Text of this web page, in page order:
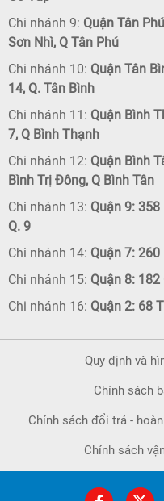
Chi nhánh 9: Quận Tân
Sơn Nhì, Q Tân Phú
Chi nhánh 10: Quận Tân
14, Q. Tân Bình
Chi nhánh 11: Quận Bình
7, Q Bình Thạnh
Chi nhánh 12: Quận Bình
Bình Trị Đông, Q Bình Tân
Chi nhánh 13: Quận 9: 358
Q. 9
Chi nhánh 14: Quận 7: 260
Chi nhánh 15: Quận 8: 182
Chi nhánh 16: Quận 2: 68
Quy định và
Chính sách
Chính sách đổi trả -
Chính sách